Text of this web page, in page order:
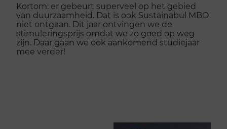
Kortom: er gebeurt superveel op het gebied
van duurzaamheid. Dat is ook Sustainabul MBO
niet ontgaan. Dit jaar ontvingen we de
stimuleringsprijs omdat we zo goed op weg
zijn. Daar gaan we ook aankomend studiejaar
mee verder!